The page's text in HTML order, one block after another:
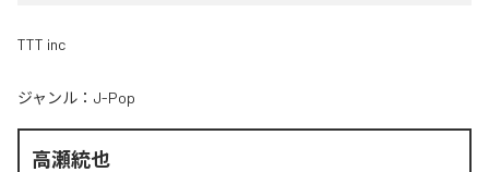
TTT inc
ジャンル： J-Pop
高瀬統也